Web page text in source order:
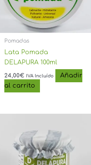
Pomadas
Lata Pomada
DELAPURA 100ml
24,00€ IVA Incluído
Añadir
al carrito